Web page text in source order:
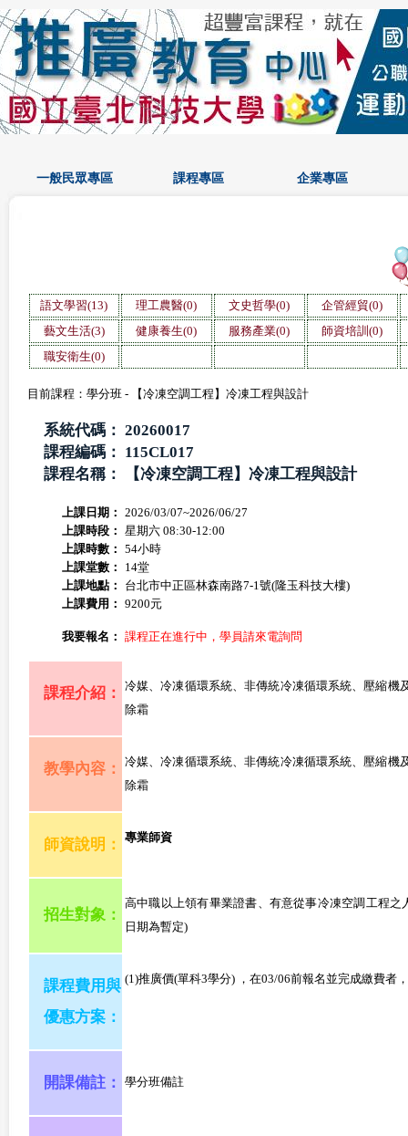
一般民眾專區 課程專區 企業專區
語文學習(13) 理工農醫(0) 文史哲學(0)
企管經貿(0)
藝文生活(3)
健康養生(0) 服務產業(0)
師資培訓(0)
職安衛生(0)
目前課程：學分班 - 【冷凍空調工程】冷凍工程與設計
系統代碼： 20260017
課程編碼： 115CL017
課程名稱：
【冷凍空調工程】冷凍工程與設計
上課日期： 2026/03/07~2026/06/27
上課時段： 星期六 08:30-12:00
上課時數： 54小時
上課堂數：
14堂
上課地點：
台北市中正區林森南路7-1號(隆玉科技大樓)
上課費用： 9200元
我要報名： 課程正在進行中，學員請來電詢問
課程介紹：
冷媒、冷凍循環系統、非傳統冷凍循環系統、壓縮
除霜
教學內容：
冷媒、冷凍循環系統、非傳統冷凍循環系統、壓縮
除霜
師資說明： 專業師資
招生對象：
高中職以上領有畢業證書、有意從事冷凍空調工程
日期為暫定)
課程費用與
優惠方案：
(1)推廣價(單科3學分) ，在03/06前報名並完成繳費者
開課備註： 學分班備註